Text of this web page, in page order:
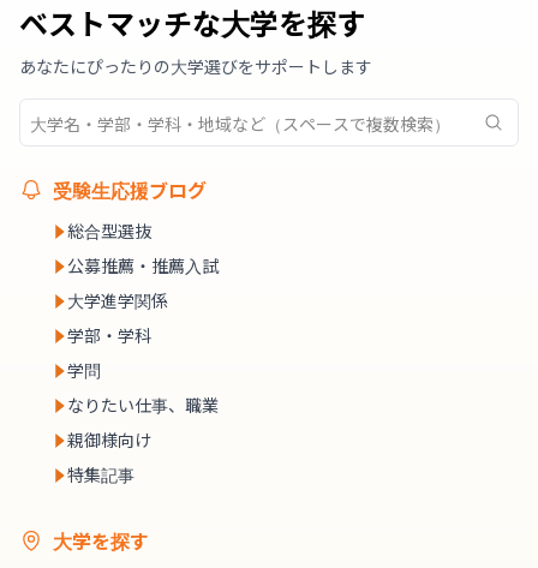
ベストマッチな大学を探す
あなたにぴったりの大学選びをサポートします
受験生応援ブログ
総合型選抜
公募推薦・推薦入試
大学進学関係
学部・学科
学問
なりたい仕事、職業
親御様向け
特集記事
大学を探す